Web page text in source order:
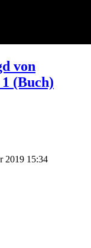
von
(Buch)
2019 15:34